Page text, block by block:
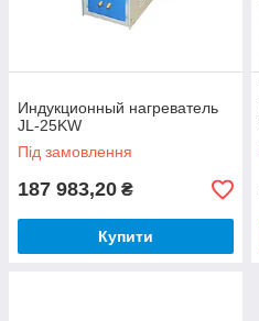
Индукционный нагреватель
JL-25KW
Під замовлення
187 983,20 ₴
Купити